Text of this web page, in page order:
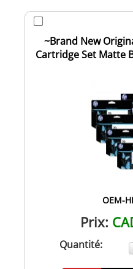
~Brand New
Cartridge Set Matte
OEM-
Prix:
Quantité: